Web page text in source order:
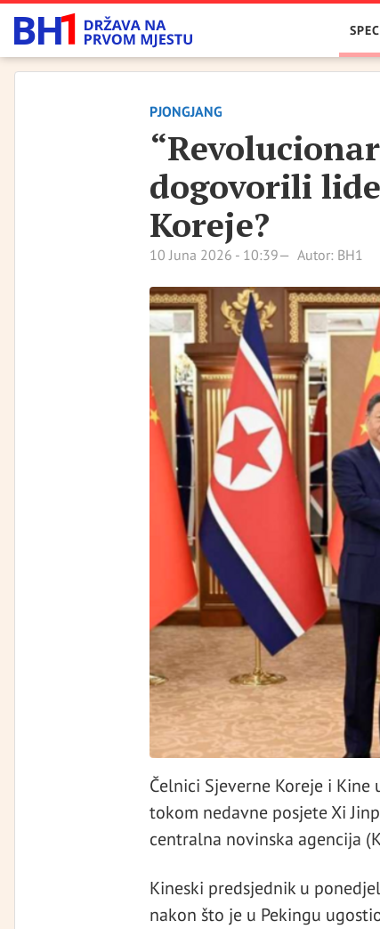
PJONGJANG
dogovorili
Koreje?
10 Juna 2026 - 10:39 Autor: BH1
Čelnici Sjeverne Koreje i Kine
tokom nedavne posjete Xi
centralna novinska agencija
Kineski predsjednik u
nakon što je u Pekingu